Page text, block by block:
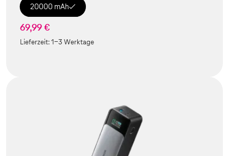
20000 mAh
69,99 €
Lieferzeit:1-3 Werktage